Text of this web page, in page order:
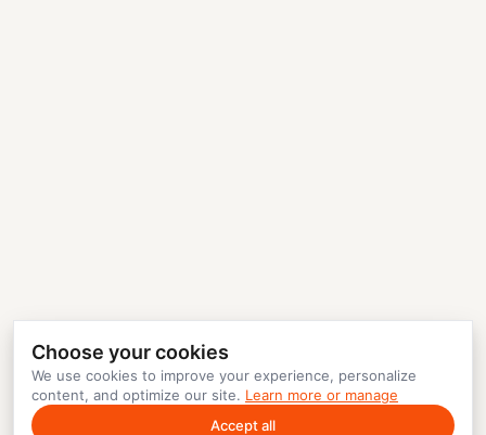
Choose your cookies
We use cookies to improve your experience, personalize
content, and optimize our site. Learn more or manage
Accept all